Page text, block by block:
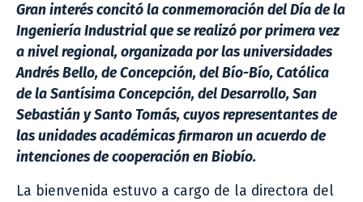
Gran interés concitó la conmemoración del Día de la
Ingeniería Industrial que se realizó por primera vez
a nivel regional, organizada por las universidades
Andrés Bello, de Concepción, del Bío-Bío, Católica
de la Santísima Concepción, del Desarrollo, San
Sebastián y Santo Tomás, cuyos representantes de
las unidades académicas firmaron un acuerdo de
intenciones de cooperación en Biobío.
La bienvenida estuvo a cargo de la directora del